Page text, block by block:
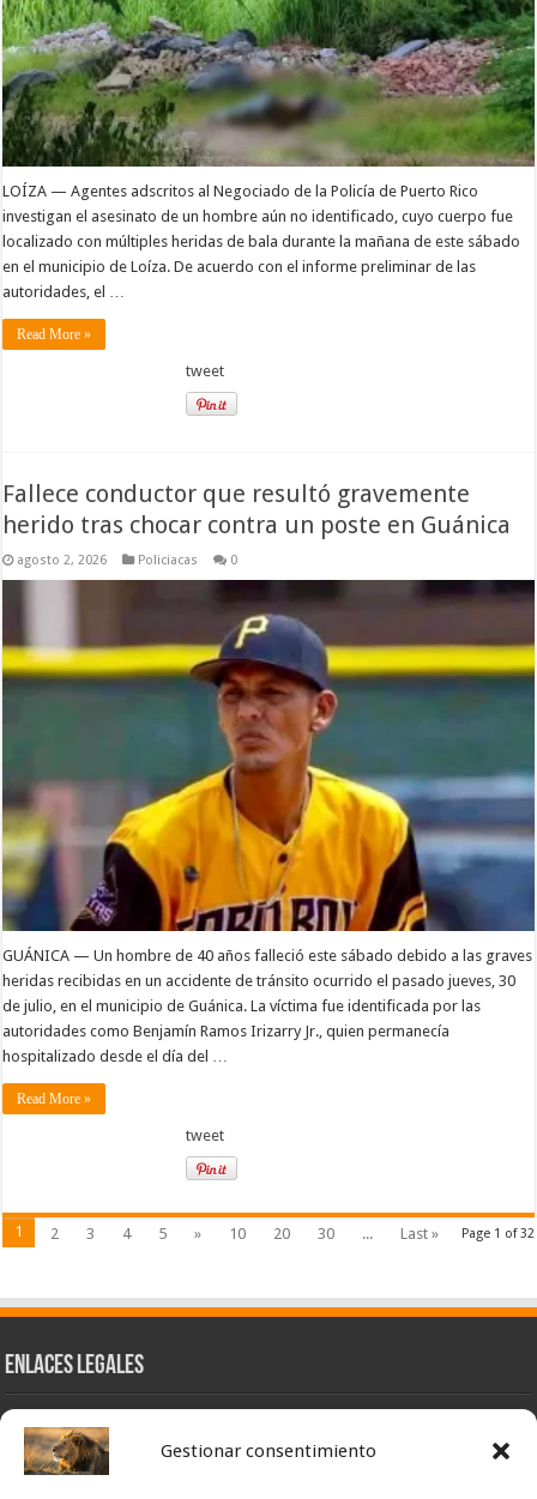
Gestionar consentimiento
LOÍZA — Agentes adscritos al Negociado de la Policía de Puerto Rico
investigan el asesinato de un hombre aún no identificado, cuyo cuerpo fue
localizado con múltiples heridas de bala durante la mañana de este sábado
en el municipio de Loíza. De acuerdo con el informe preliminar de las
autoridades, el …
Read More »
tweet
Fallece conductor que resultó gravemente
herido tras chocar contra un poste en Guánica
agosto 2, 2026 Policiacas 0
GUÁNICA — Un hombre de 40 años falleció este sábado debido a las graves
heridas recibidas en un accidente de tránsito ocurrido el pasado jueves, 30
de julio, en el municipio de Guánica. La víctima fue identificada por las
autoridades como Benjamín Ramos Irizarry Jr., quien permanecía
hospitalizado desde el día del …
Read More »
tweet
Page 1 of 32
1 2 3 4 5 » 10 20 30 ... Last »
Enlaces Legales
Nuestra Esencia
Pulso Global